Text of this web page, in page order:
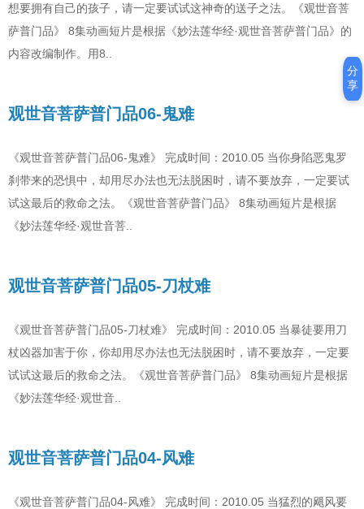
想要拥有自己的孩子，请一定要试试这神奇的送子之法。《观世音菩
萨普门品》 8集动画短片是根据《妙法莲华经·观世音菩萨普门品》的
内容改编制作。用8..
观世音菩萨普门品06-鬼难
《观世音菩萨普门品06-鬼难》 完成时间：2010.05 当你身陷恶鬼罗
刹带来的恐惧中，却用尽办法也无法脱困时，请不要放弃，一定要试
试这最后的救命之法。《观世音菩萨普门品》 8集动画短片是根据
《妙法莲华经·观世音菩..
观世音菩萨普门品05-刀杖难
《观世音菩萨普门品05-刀杖难》 完成时间：2010.05 当暴徒要用刀
杖凶器加害于你，你却用尽办法也无法脱困时，请不要放弃，一定要
试试这最后的救命之法。《观世音菩萨普门品》 8集动画短片是根据
《妙法莲华经·观世音..
观世音菩萨普门品04-风难
《观世音菩萨普门品04-风难》 完成时间：2010.05 当猛烈的飓风要
分
享